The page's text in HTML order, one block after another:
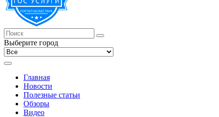
Выберите город
Главная
Новости
Полезные статьи
Обзоры
Видео